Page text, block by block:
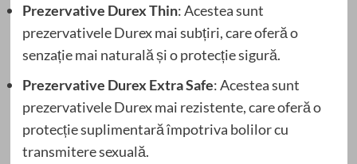
Prezervative Durex Thin: Acestea sunt
prezervativele Durex mai subțiri, care oferă o
senzație mai naturală și o protecție sigură.
Prezervative Durex Extra Safe: Acestea sunt
prezervativele Durex mai rezistente, care oferă o
protecție suplimentară împotriva bolilor cu
transmitere sexuală.